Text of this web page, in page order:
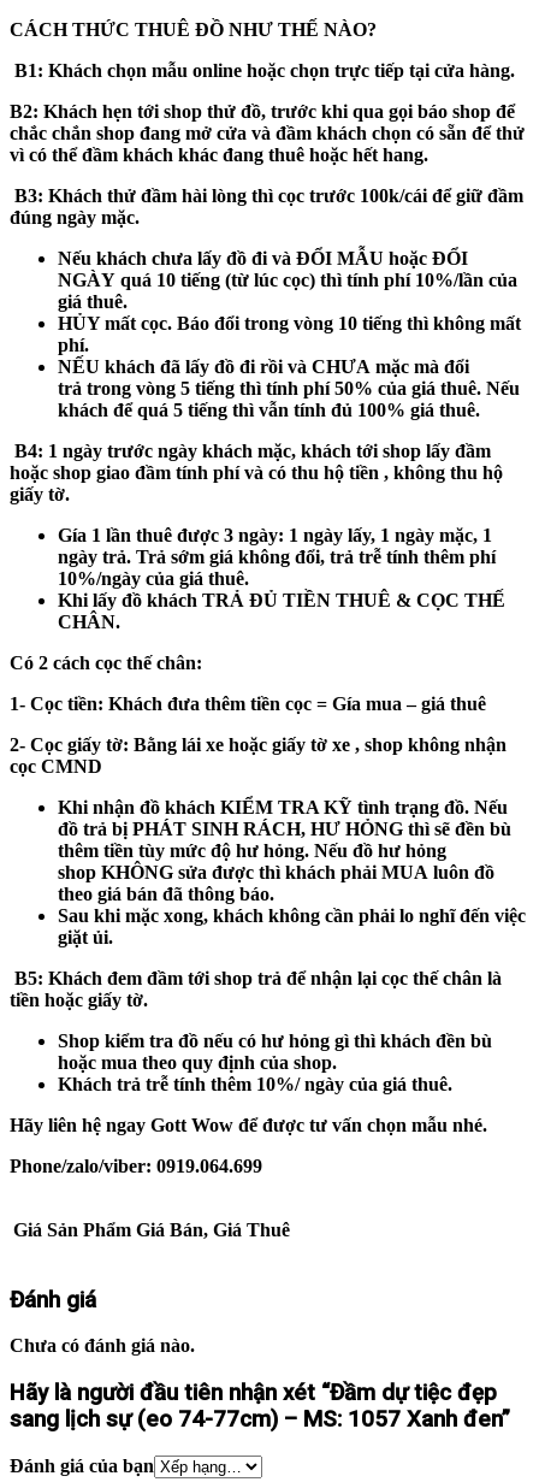
CÁCH THỨC THUÊ ĐỒ NHƯ THẾ NÀO?
B1: Khách chọn mẫu online hoặc chọn trực tiếp tại cửa hàng.
B2: Khách hẹn tới shop thử đồ, trước khi qua gọi báo shop để
chắc chắn shop đang mở cửa và đầm khách chọn có sẵn để thử
vì có thể đầm khách khác đang thuê hoặc hết hang.
B3: Khách thử đầm hài lòng thì cọc trước 100k/cái để giữ đầm
đúng ngày mặc.
Nếu khách chưa lấy đồ đi và ĐỔI MẪU hoặc ĐỔI
NGÀY quá 10 tiếng (từ lúc cọc) thì tính phí 10%/lần của
giá thuê.
HỦY mất cọc. Báo đổi trong vòng 10 tiếng thì không mất
phí.
NẾU khách đã lấy đồ đi rồi và CHƯA mặc mà đổi
trả trong vòng 5 tiếng thì tính phí 50% của giá thuê. Nếu
khách đểquá 5 tiếng thì vẫn tính đủ 100% giá thuê.
B4: 1 ngày trước ngày khách mặc, khách tới shop lấy đầm
hoặc shop giao đầm tính phí và có thu hộ tiền , không thu hộ
giấy tờ.
Gía 1 lần thuê được 3 ngày: 1 ngày lấy, 1 ngày mặc, 1
ngày trả. Trả sớm giá không đổi, trả trễ tính thêm phí
10%/ngày của giá thuê.
Khi lấy đồ khách TRẢ ĐỦ TIỀN THUÊ & CỌC THẾ
CHÂN.
Có 2 cách cọc thế chân:
1- Cọc tiền: Khách đưa thêm tiền cọc = Gía mua – giá thuê
2- Cọc giấy tờ: Bằng lái xe hoặc giấy tờ xe , shop không nhận
cọc CMND
Khi nhận đồ khách KIỂM TRA KỸ tình trạng đồ. Nếu
đồ trả bị PHÁT SINH RÁCH, HƯ HỎNG thì sẽ đền bù
thêm tiền tùy mức độ hư hỏng. Nếu đồ hư hỏng
shop KHÔNG sửa được thì khách phải MUA luôn đồ
theo giá bán đã thông báo.
Sau khi mặc xong, khách không cần phải lo nghĩ đến việc
giặt ủi.
B5: Khách đem đầm tới shop trả để nhận lại cọc thế chân là
tiền hoặc giấy tờ.
Shop kiểm tra đồ nếu có hư hỏng gì thì khách đền bù
hoặc mua theo quy định của shop.
Khách trả trễ tính thêm 10%/ ngày của giá thuê.
Hãy liên hệ ngay Gott Wow để được tư vấn chọn mẫu nhé.
Phone/zalo/viber: 0919.064.699
Giá Sản Phẩm Giá Bán, Giá Thuê
Đánh giá
Chưa có đánh giá nào.
Hãy là người đầu tiên nhận xét “Đầm dự tiệc đẹp
sang lịch sự (eo 74-77cm) – MS: 1057 Xanh đen”
Đánh giá của bạn